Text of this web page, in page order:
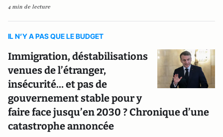
4 min de lecture
IL N’Y A PAS QUE LE BUDGET
Immigration, déstabilisations
venues de l’étranger,
insécurité… et pas de
gouvernement stable pour y
faire face jusqu’en 2030 ? Chronique d’une
catastrophe annoncée